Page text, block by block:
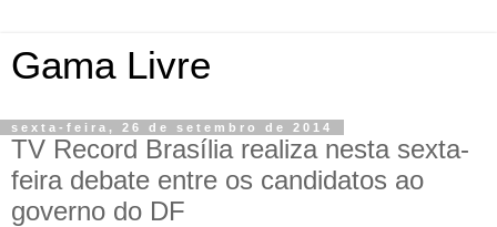
Gama Livre
sexta-feira, 26 de setembro de 2014
TV Record Brasília realiza nesta sexta-
feira debate entre os candidatos ao
governo do DF